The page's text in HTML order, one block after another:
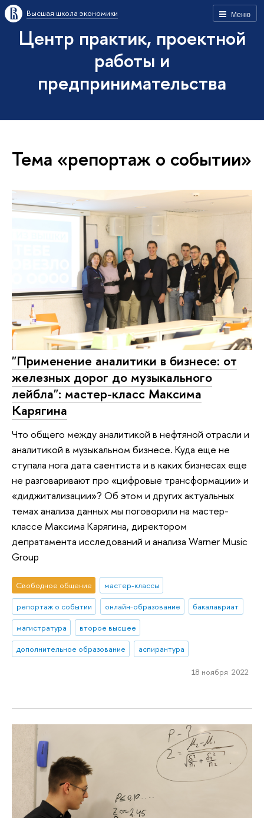
Меню
Высшая школа экономики
Центр практик, проектной
работы и
предпринимательства
Тема «репортаж о событии»
"Применение аналитики в бизнесе: от
железных дорог до музыкального
лейбла": мастер-класс Максима
Карягина
Что общего между аналитикой в нефтяной отрасли и
аналитикой в музыкальном бизнесе. Куда еще не
ступала нога дата саентиста и в каких бизнесах еще
не разговаривают про «цифровые трансформации» и
«диджитализации»? Об этом и других актуальных
темах анализа данных мы поговорили на мастер-
классе Максима Карягина, директором
депратамента исследований и анализа Warner Music
Group
Свободное общение
мастер-классы
репортаж о событии
онлайн-образование
бакалавриат
магистратура
второе высшее
дополнительное образование
аспирантура
18 ноября 2022